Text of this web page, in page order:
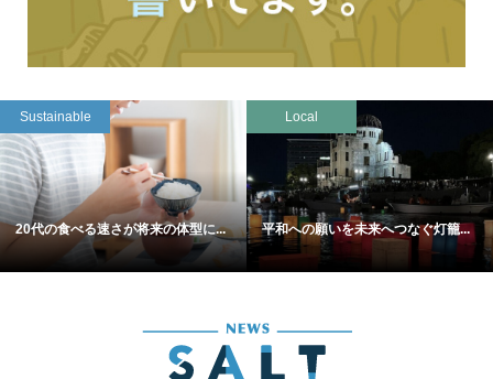
Sustainable
20代の食べる速さが将来の体型に...
Local
平和への願いを未来へつなぐ灯籠...